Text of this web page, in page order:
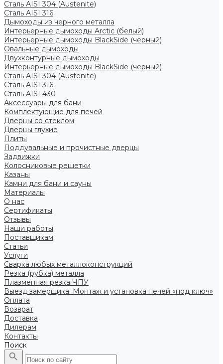
Сталь AISI 304 (Austenite)
Сталь AISI 316
Дымоходы из черного металла
Интерьерные дымоходы Arctic (белый)
Интерьерные дымоходы BlackSide (черный)
Овальные дымоходы
Двухконтурные дымоходы
Интерьерные дымоходы BlackSide (черный)
Сталь AISI 304 (Austenite)
Сталь AISI 316
Сталь AISI 430
Аксессуары для бани
Комплектующие для печей
Дверцы со стеклом
Дверцы глухие
Плиты
Поддувальные и прочистные дверцы
Задвижки
Колосниковые решетки
Казаны
Камни для бани и сауны
Материалы
О нас
Сертификаты
Отзывы
Наши работы
Поставщикам
Статьи
Услуги
Сварка любых металлоконструкций
Резка (рубка) металла
Плазменная резка ЧПУ
Выезд замерщика. Монтаж и установка печей «под ключ»
Оплата
Возврат
Доставка
Дилерам
Контакты
Поиск